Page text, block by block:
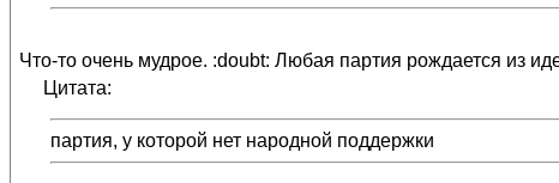
Что-то очень мудрое. :doubt: Любая партия рождается из
Цитата:
партия, у которой нет народной поддержки